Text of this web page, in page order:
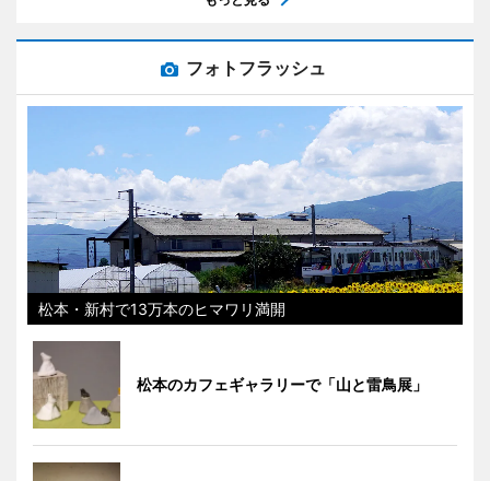
フォトフラッシュ
松本・新村で13万本のヒマワリ満開
松本のカフェギャラリーで「山と雷鳥展」